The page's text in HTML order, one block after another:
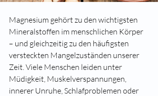
Magnesium gehört zu den wichtigsten
Mineralstoffen im menschlichen Körper
– und gleichzeitig zu den häufigsten
versteckten Mangelzuständen unserer
Zeit. Viele Menschen leiden unter
Müdigkeit, Muskelverspannungen,
innerer Unruhe, Schlafproblemen oder